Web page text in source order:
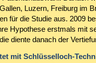
Luzern, Freiburg im
für die Studie aus. 2009
Hypothese erstmals mit
diente danach der
mit Schlüsselloch-